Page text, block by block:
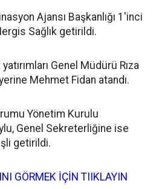
Ajansı Başkanlığı 1'inci
Sağlık getirildi.
yatırımları Genel Müdürü Rıza
Mehmet Fidan atandı.
Yönetim Kurulu
Genel Sekreterliğine ise
getirildi.
GÖRMEK İÇİN TIIKLAYIN